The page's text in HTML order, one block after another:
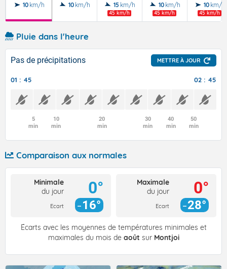
10 km/h 10 km/h 15 km/h
45 km/h
10 km/h
45 km/h
10 km/h
45 km/h
Pluie dans l'heure
Pas de précipitations METTRE À JOUR
01 : 45 02 : 45
5
min
10
min
20
min
30
min
40
min
50
min
Comparaison aux normales
Minimale
du jour
Ecart
0°
16°
Maximale
du jour
Ecart
0°
28°
Écarts avec les moyennes de températures minimales et
maximales du mois de août sur Montjoi